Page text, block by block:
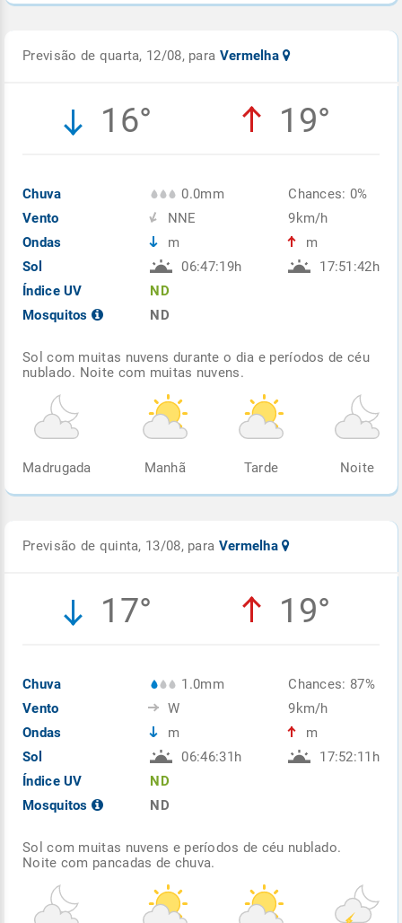
Previsão de quarta, 12/08, para Vermelha
16° 19°
Chuva
Vento
Ondas
Sol
Índice UV
Mosquitos
0.0mm
NNE
m
06:47:19h
ND
ND
Chances: 0%
9km/h
m
17:51:42h
Sol com muitas nuvens durante o dia e períodos de céu
nublado. Noite com muitas nuvens.
Madrugada Manhã Tarde Noite
Previsão de quinta, 13/08, para Vermelha
17° 19°
Chuva
Vento
Ondas
Sol
Índice UV
Mosquitos
1.0mm
W
m
06:46:31h
ND
ND
Chances: 87%
9km/h
m
17:52:11h
Sol com muitas nuvens e períodos de céu nublado.
Noite com pancadas de chuva.